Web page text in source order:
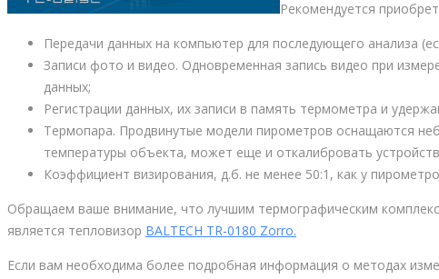
Рекомендуется
Передачи данных на компьютер для последующего анализа
Записи фото и видео. Одновременная запись видео при
данных;
Регистрации данных, их записи в память термометра и
Термопара. Продвинутые модели пирометров оснащаются
температуры объекта, может еще и откалибровать
Коэффициент визирования, д.б. не менее 50:1, как у
Обращаем ваше внимание, что лучшим термографическим
является тепловизор BALTECH TR-0180 Zorro.
Если вам необходима более подробная информация о методах